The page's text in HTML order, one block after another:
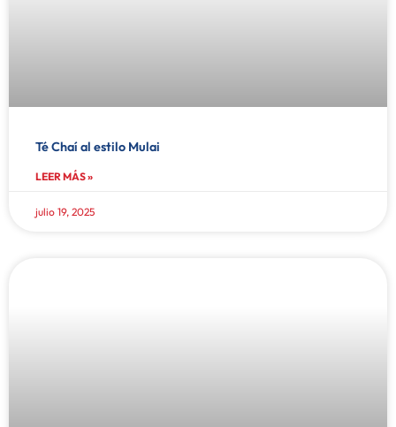
Té Chaí al estilo Mulai
LEER MÁS »
julio 19, 2025